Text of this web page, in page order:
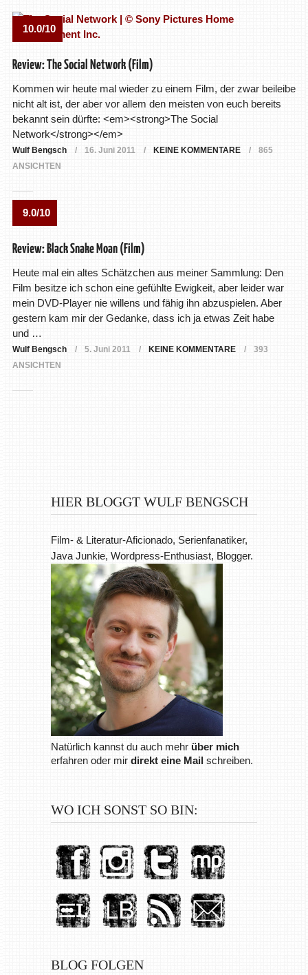
10.0/10
Review: The Social Network (Film)
Kommen wir heute mal wieder zu einem Film, der zwar beileibe
nicht alt ist, der aber vor allem den meisten von euch bereits
bekannt sein dürfte: <em><strong>The Social
Network</strong></em>
Wulf Bengsch 16. Juni 2011 KEINE KOMMENTARE
865
ANSICHTEN
9.0/10
Review: Black Snake Moan (Film)
Heute mal ein altes Schätzchen aus meiner Sammlung: Den
Film besitze ich schon eine gefühlte Ewigkeit, aber leider war
mein DVD-Player nie willens und fähig ihn abzuspielen. Aber
gestern kam mir der Gedanke, dass ich ja etwas Zeit habe
und …
Wulf Bengsch 5. Juni 2011 KEINE KOMMENTARE
393
ANSICHTEN
HIER BLOGGT WULF BENGSCH
Film- & Literatur-Aficionado, Serienfanatiker,
Java Junkie, Wordpress-Enthusiast, Blogger.
Natürlich kannst du auch mehr über mich
erfahren oder mir direkt eine Mailschreiben.
WO ICH SONST SO BIN:
BLOG FOLGEN